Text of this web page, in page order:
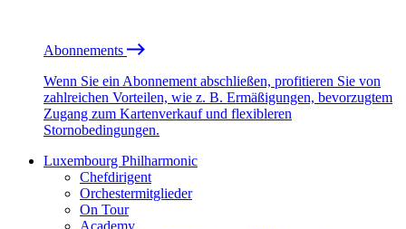
Abonnements
Wenn Sie ein Abonnement abschließen, profitieren Sie von
zahlreichen Vorteilen, wie z. B. Ermäßigungen, bevorzugtem
Zugang zum Kartenverkauf und flexibleren
Stornobedingungen.
Luxembourg Philharmonic
Chefdirigent
Orchestermitglieder
On Tour
Academy